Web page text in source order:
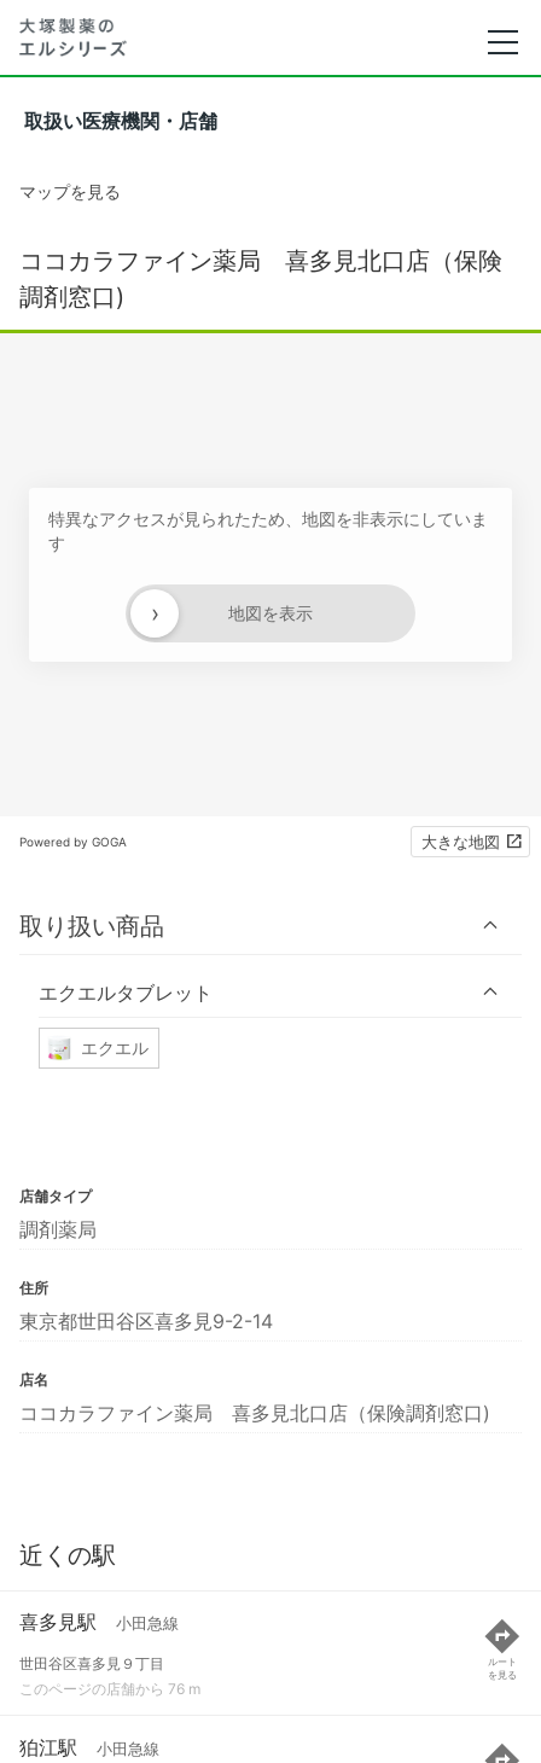
取扱い医療機関・店舗
マップを見る
ココカラファイン薬局 喜多見北口店（保険
調剤窓口)
特異なアクセスが見られたため、地図を非表示にしていま
す
地図を表示
›
Powered by GOGA 大きな地図
取り扱い商品
エクエルタブレット
エクエル
店舗タイプ
調剤薬局
住所
東京都世田谷区喜多見9-2-14
店名
ココカラファイン薬局 喜多見北口店（保険調剤窓口)
近くの駅
喜多見駅 小田急線
世田谷区喜多見９丁目
このページの店舗から 76 m
ルート
を見る
狛江駅 小田急線